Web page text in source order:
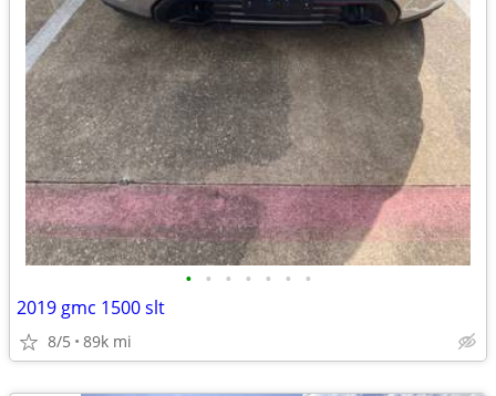
• • • • • • •
2019 gmc 1500 slt
8/5 89k mi